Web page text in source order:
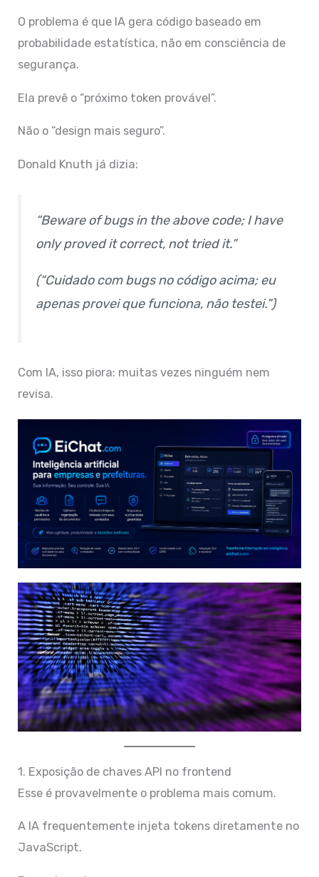
O problema é que IA gera código baseado em
probabilidade estatística, não em consciência de
segurança.
Ela prevê o “próximo token provável”.
Não o “design mais seguro”.
Donald Knuth já dizia:
“Beware of bugs in the above code; I have
only proved it correct, not tried it.”
(“Cuidado com bugs no código acima; eu
apenas provei que funciona, não testei.”)
Com IA, isso piora: muitas vezes ninguém nem
revisa.
1. Exposição de chaves API no frontend
Esse é provavelmente o problema mais comum.
A IA frequentemente injeta tokens diretamente no
JavaScript.